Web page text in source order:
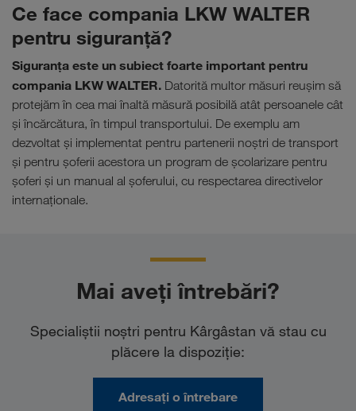
Ce face compania LKW WALTER
pentru siguranţă?
Siguranţa este un subiect foarte important pentru
compania LKW WALTER. Datorită multor măsuri reuşim să
protejăm în cea mai înaltă măsură posibilă atât persoanele cât
şi încărcătura, în timpul transportului. De exemplu am
dezvoltat şi implementat pentru partenerii noştri de transport
şi pentru şoferii acestora un program de şcolarizare pentru
şoferi şi un manual al şoferului, cu respectarea directivelor
internaţionale.
Mai aveți întrebări?
Specialiştii noştri pentru Kârgâstan vă stau cu
plăcere la dispoziţie:
Adresați o întrebare